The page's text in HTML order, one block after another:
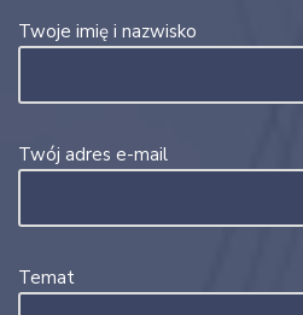
Twoje imię i nazwisko
Twój adres e-mail
Temat